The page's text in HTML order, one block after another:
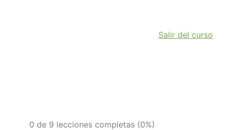
Salir del curso
0 de 9 lecciones completas (0%)